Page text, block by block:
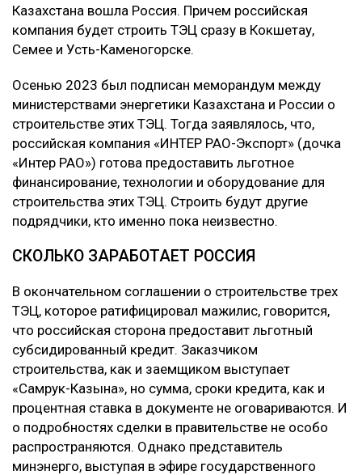
Казахстана вошла Россия. Причем российская
компания будет строить ТЭЦ сразу в Кокшетау,
Семее и Усть-Каменогорске.
Осенью 2023 был подписан меморандум между
министерствами энергетики Казахстана и России о
строительстве этих ТЭЦ. Тогда заявлялось, что,
российская компания «ИНТЕР РАО-Экспорт» (дочка
«Интер РАО») готова предоставить льготное
финансирование, технологии и оборудование для
строительства этих ТЭЦ. Строить будут другие
подрядчики, кто именно пока неизвестно.
СКОЛЬКО ЗАРАБОТАЕТ РОССИЯ
В окончательном соглашении о строительстве трех
ТЭЦ, которое ратифицировал мажилис, говорится,
что российская сторона предоставит льготный
субсидированный кредит. Заказчиком
строительства, как и заемщиком выступает
«Самрук-Казына», но сумма, сроки кредита, как и
процентная ставка в документе не оговариваются. И
о подробностях сделки в правительстве не особо
распространяются. Однако представитель
минэнерго, выступая в эфире государственного